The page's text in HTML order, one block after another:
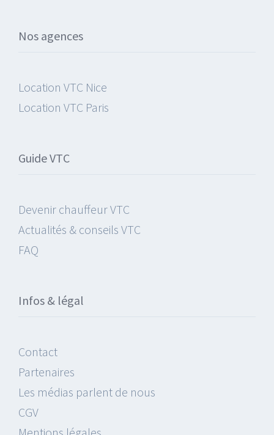
Nos agences
Location VTC Nice
Location VTC Paris
Guide VTC
Devenir chauffeur VTC
Actualités & conseils VTC
FAQ
Infos & légal
Contact
Partenaires
Les médias parlent de nous
CGV